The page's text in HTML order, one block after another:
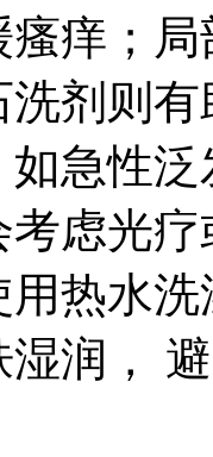
痒；
剂则
急性
考虑光
热水
湿润，